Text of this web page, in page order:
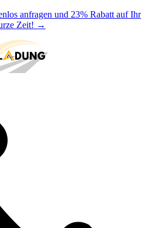
anfragen und 23% Rabatt auf Ihr
Zeit! →